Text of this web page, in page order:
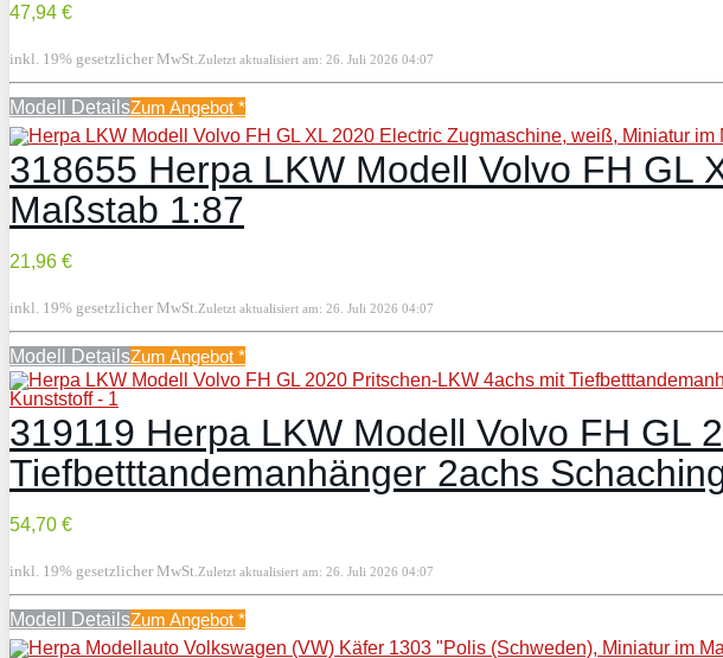
47,94 €
inkl. 19% gesetzlicher MwSt. Zuletzt aktualisiert am: 26. Juli 2026 04:07
Modell DetailsZum Angebot *
318655 Herpa LKW Modell Volvo FH GL
Maßstab 1:87
21,96 €
inkl. 19% gesetzlicher MwSt. Zuletzt aktualisiert am: 26. Juli 2026 04:07
Modell DetailsZum Angebot *
319119 Herpa LKW Modell Volvo FH GL
Tiefbetttandemanhänger 2achs
54,70 €
inkl. 19% gesetzlicher MwSt. Zuletzt aktualisiert am: 26. Juli 2026 04:07
Modell DetailsZum Angebot *